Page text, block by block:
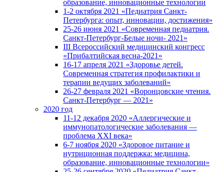
образование, инновационные технологии
1-2 октября 2021 «Педиатрия Санкт-
Петербурга: опыт, инновации, достижения»
25-26 июня 2021 «Современная педиатрия.
Санкт-Петербург-Белые ночи- 2021»
III Всероссийский медицинский конгресс
«Прибалтийская весна-2021»
16-17 апреля 2021 «Здоровье детей.
Современная стратегия профилактики и
терапии ведущих заболеваний»
26-27 февраля 2021 «Воронцовские чтения.
Санкт-Петербург — 2021»
2020 год
11-12 декабря 2020 «Аллергические и
иммунопатологические заболевания —
проблема XXI века»
6-7 ноября 2020 «Здоровое питание и
нутриционная поддержка: медицина,
образование, инновационные технологии»